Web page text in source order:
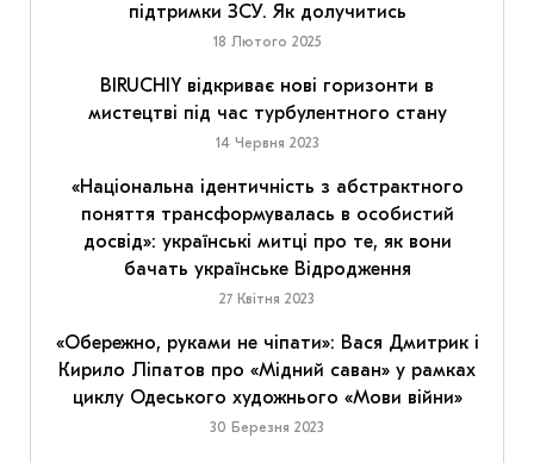
підтримки ЗСУ. Як долучитись
18 Лютого 2025
BIRUCHIY відкриває нові горизонти в
мистецтві під час турбулентного стану
14 Червня 2023
«Національна ідентичність з абстрактного
поняття трансформувалась в особистий
досвід»: українські митці про те, як вони
бачать українське Відродження
27 Квітня 2023
«Обережно, руками не чіпати»: Вася Дмитрик і
Кирило Ліпатов про «Мідний саван» у рамках
циклу Одеського художнього «Мови війни»
30 Березня 2023